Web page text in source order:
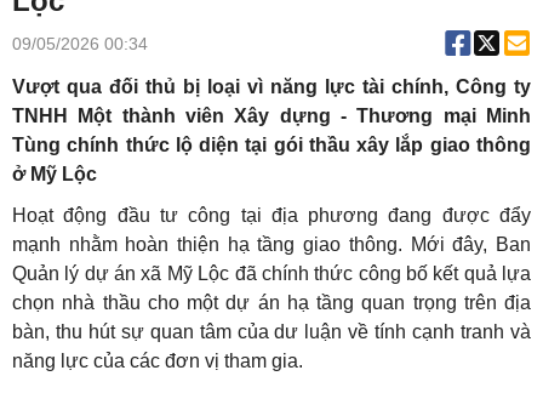
09/05/2026 00:34
Vượt qua đối thủ bị loại vì năng lực tài chính, Công ty
TNHH Một thành viên Xây dựng - Thương mại Minh
Tùng chính thức lộ diện tại gói thầu xây lắp giao thông
ở Mỹ Lộc
Hoạt động đầu tư công tại địa phương đang được đẩy
mạnh nhằm hoàn thiện hạ tầng giao thông. Mới đây, Ban
Quản lý dự án xã Mỹ Lộc đã chính thức công bố kết quả lựa
chọn nhà thầu cho một dự án hạ tầng quan trọng trên địa
bàn, thu hút sự quan tâm của dư luận về tính cạnh tranh và
năng lực của các đơn vị tham gia.